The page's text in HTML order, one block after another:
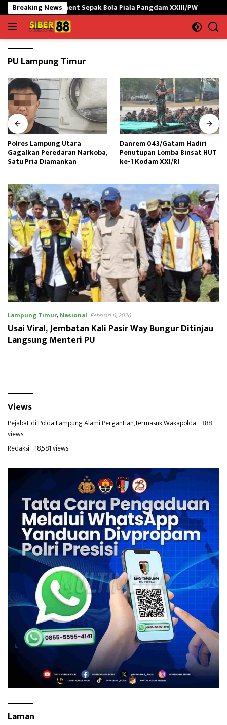
Langsung
ke
konten
Breaking News
Turnament Sepak Bola Piala Pangdam XXIII/PW Polres
PU Lampung Timur
Polres Lampung Utara
Gagalkan Peredaran Narkoba,
Satu Pria Diamankan
Danrem 043/Gatam Hadiri
Penutupan Lomba Binsat HUT
ke-1 Kodam XXI/RI
Lampung Timur,Nasional Februari 6, 2026
Usai Viral, Jembatan Kali Pasir Way Bungur Ditinjau
Langsung Menteri PU
Views
Pejabat di Polda Lampung Alami Pergantian,Termasuk Wakapolda- 388
views
Redaksi- 18,581 views
Laman